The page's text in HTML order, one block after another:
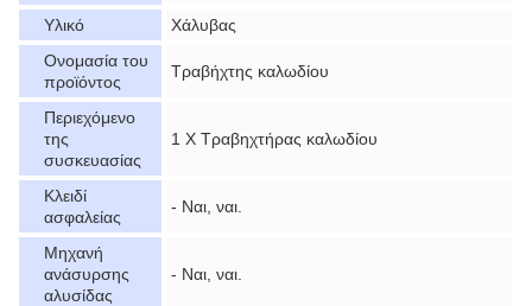
Υλικό
Χάλυβας
Ονομασία του
προϊόντος
Τραβήχτης καλωδίου
Περιεχόμενο
της
συσκευασίας
1 X Τραβηχτήρας καλωδίου
Κλειδί
ασφαλείας
- Ναι, ναι.
Μηχανή
ανάσυρσης
αλυσίδας
- Ναι, ναι.